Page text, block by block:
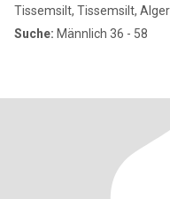
Tissemsilt, Tissemsilt,
Suche: Männlich 36 - 58